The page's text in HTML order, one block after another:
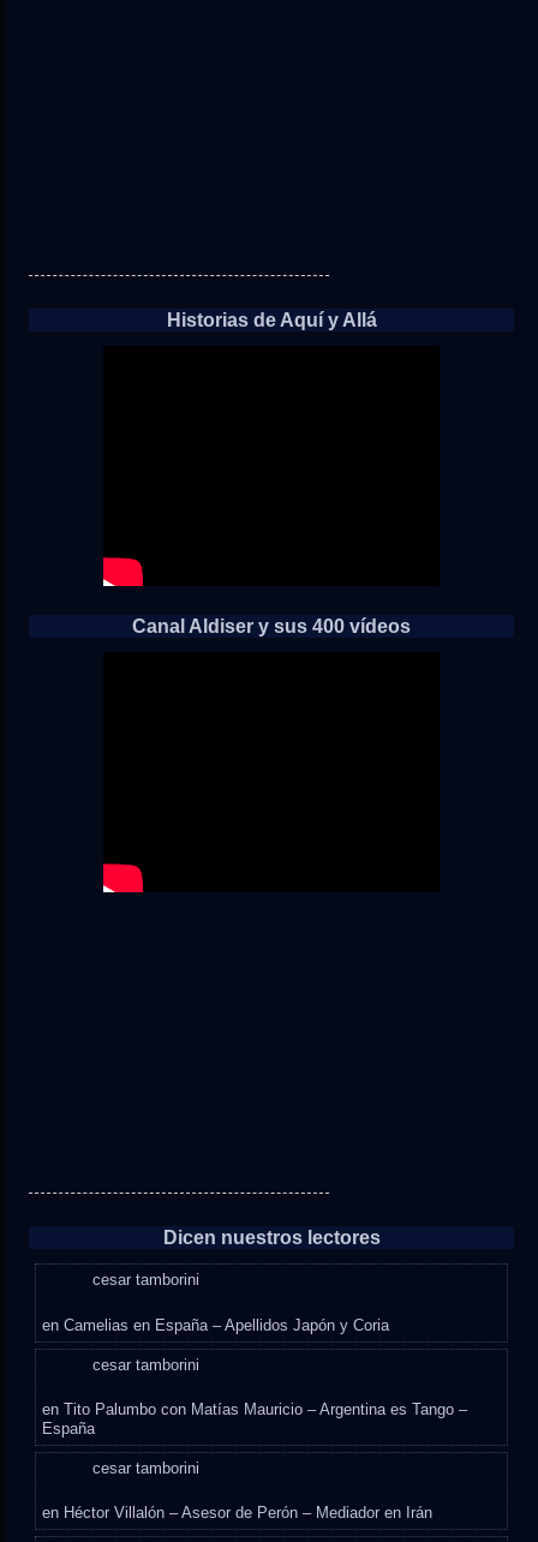
Historias de Aquí y Allá
Canal Aldiser y sus 400 vídeos
Dicen nuestros lectores
cesar tamborini
enCamelias en España – Apellidos Japón y Coria
cesar tamborini
enTito Palumbo con Matías Mauricio – Argentina es Tango –
España
cesar tamborini
en Héctor Villalón – Asesor de Perón – Mediador en Irán